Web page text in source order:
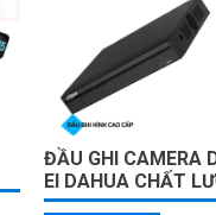
ĐẦU GHI CAMERA
EI DAHUA CHẤT